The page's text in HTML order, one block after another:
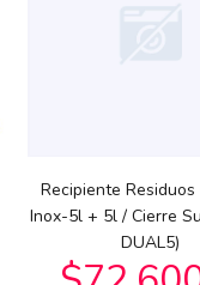
Recipiente
Inox-5l + 5l / Cierre
DUAL5)